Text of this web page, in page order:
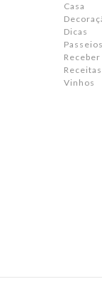
Casa
Dicas
Passeios
Receber
Receitas
Vinhos